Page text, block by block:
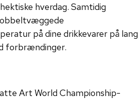
hverdag. Samtidig
på dine drikkevarer på lang
forbrændinger.
Art World Championship-